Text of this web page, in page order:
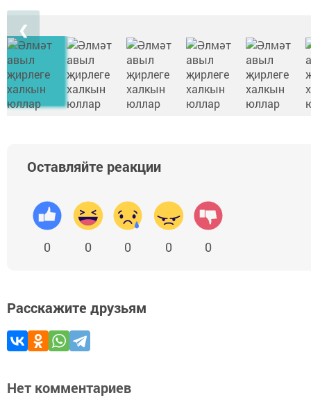
❮
Оставляйте реакции
0 0 0 0 0
Расскажите друзьям
Нет комментариев